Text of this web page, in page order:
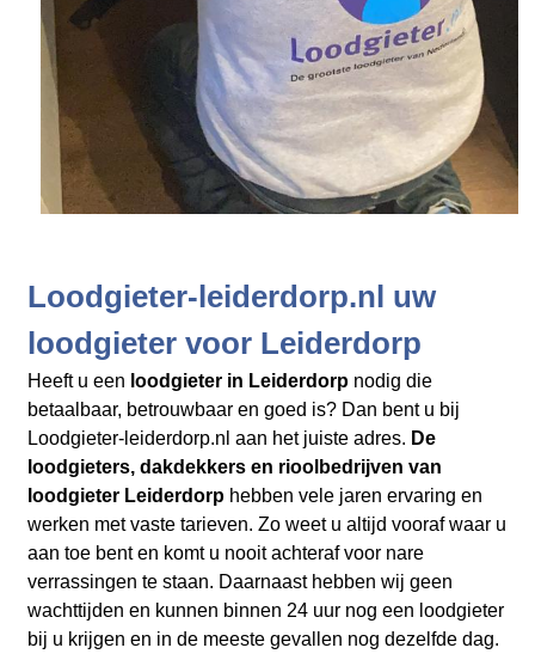
Loodgieter-leiderdorp.nl uw
loodgieter voor Leiderdorp
Heeft u een loodgieter in Leiderdorpnodig die
betaalbaar, betrouwbaar en goed is? Dan bent u bij
Loodgieter-leiderdorp.nl aan het juiste adres. De
loodgieters, dakdekkers en rioolbedrijven van
loodgieter Leiderdorphebben vele jaren ervaring en
werken met vaste tarieven. Zo weet u altijd vooraf waar u
aan toe bent en komt u nooit achteraf voor nare
verrassingen te staan. Daarnaast hebben wij geen
wachttijden en kunnen binnen 24 uur nog een loodgieter
bij u krijgen en in de meeste gevallen nog dezelfde dag.